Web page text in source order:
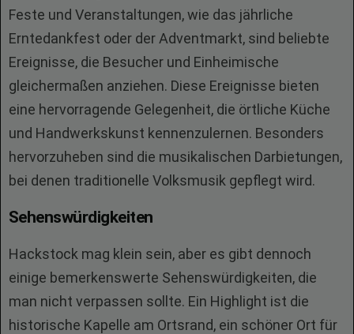
Feste und Veranstaltungen, wie das jährliche
Erntedankfest oder der Adventmarkt, sind beliebte
Ereignisse, die Besucher und Einheimische
gleichermaßen anziehen. Diese Ereignisse bieten
eine hervorragende Gelegenheit, die örtliche Küche
und Handwerkskunst kennenzulernen. Besonders
hervorzuheben sind die musikalischen Darbietungen,
bei denen traditionelle Volksmusik gepflegt wird.
Sehenswürdigkeiten
Hackstock mag klein sein, aber es gibt dennoch
einige bemerkenswerte Sehenswürdigkeiten, die
man nicht verpassen sollte. Ein Highlight ist die
historische Kapelle am Ortsrand, ein schöner Ort für